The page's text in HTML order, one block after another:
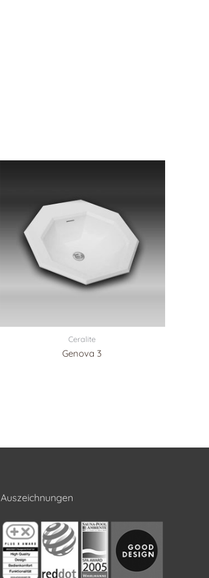
Ceralite
Genova 3
Auszeichnungen